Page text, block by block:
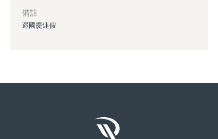
備註
遇國慶連假